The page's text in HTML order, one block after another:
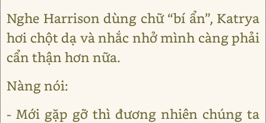
Nghe Harrison dùng chữ “bí ẩn”, Katrya
hơi chột dạ và nhắc nhở mình càng phải
cẩn thận hơn nữa.
Nàng nói:
- Mới gặp gỡ thì đương nhiên chúng ta